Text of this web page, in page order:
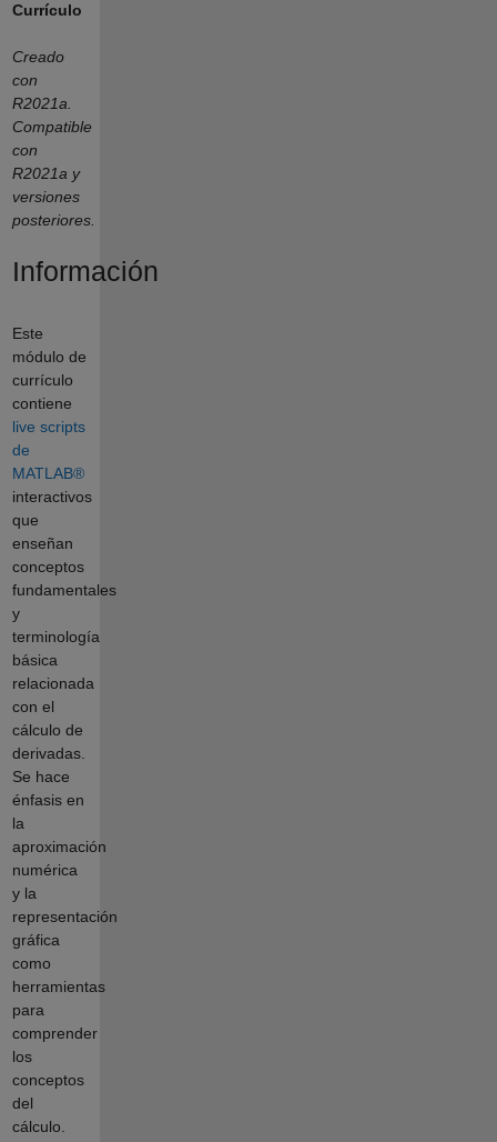
Currículo
Creado
con
R2021a.
Compatible
con
R2021a y
versiones
posteriores.
Información
Este
módulo de
currículo
contiene
live scripts
de
MATLAB®
interactivos
que
enseñan
conceptos
fundamentales
y
terminología
básica
relacionada
con el
cálculo de
derivadas.
Se hace
énfasis en
la
aproximación
numérica
y la
representación
gráfica
como
herramientas
para
comprender
los
conceptos
del
cálculo.